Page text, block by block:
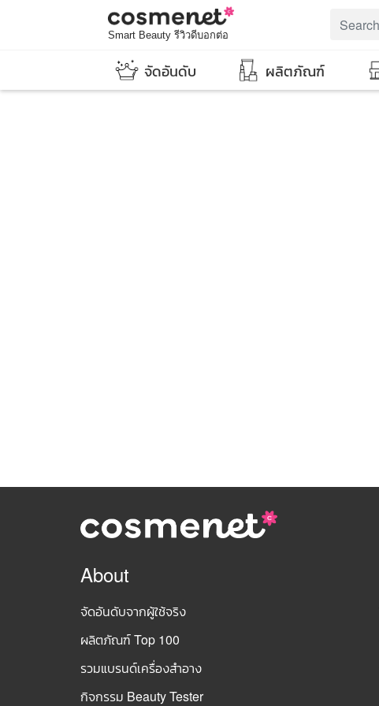
Smart Beauty รีวิวดีบอกต่อ
จัดอันดับ ผลิตภัณฑ์
About
จัดอันดับจากผู้ใช้จริง
ผลิตภัณฑ์ Top 100
รวมแบรนด์เครื่องสำอาง
กิจกรรม Beauty Tester